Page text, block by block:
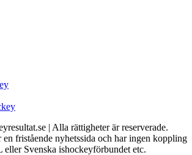
| Alla rättigheter är reserverade.
en fristående nyhetssida och har ingen koppling
Svenska ishockeyförbundet etc.